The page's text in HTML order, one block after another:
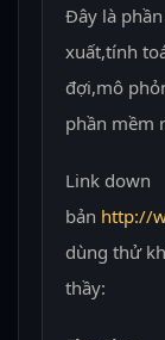
Đây là
xuất,tính
đợi,mô
phần mềm
Link down
bản http://
dùng thử
thầy: